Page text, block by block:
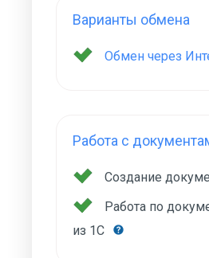
Варианты обмена
Обмен через
Работа с
Создание
Работа по
из 1С